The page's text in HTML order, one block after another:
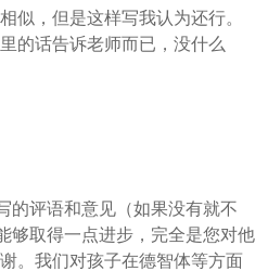
似，但是这样写我认为还行。
的话告诉老师而已，没什么
的评语和意见（如果没有就不
够取得一点进步，完全是您对他
。我们对孩子在德智体等方面